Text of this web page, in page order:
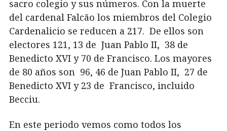
sacro colegio y sus números. Con la muerte
del cardenal Falcão los miembros del Colegio
Cardenalicio se reducen a 217. De ellos son
electores 121, 13 de Juan Pablo II, 38 de
Benedicto XVI y 70 de Francisco. Los mayores
de 80 años son 96, 46 de Juan Pablo II, 27 de
Benedicto XVI y 23 de Francisco, incluido
Becciu.
En este periodo vemos como todos los